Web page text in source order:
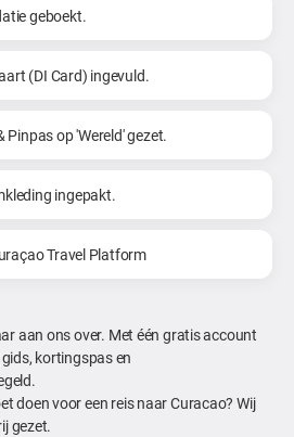
geboekt.
(DI Card) ingevuld.
op 'Wereld' gezet.
ingepakt.
Travel Platform
aan ons over. Met één gratis account
kortingspas en
doen voor een reis naar Curacao? Wij
gezet.